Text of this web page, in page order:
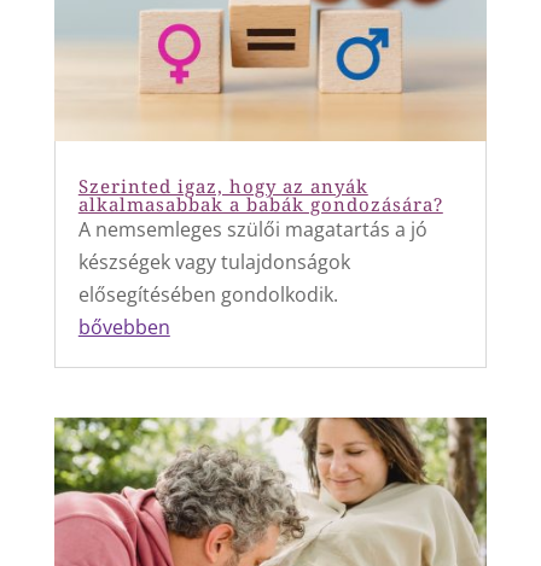
Szerinted igaz, hogy az anyák
alkalmasabbak a babák gondozására?
A nemsemleges szülői magatartás a jó
készségek vagy tulajdonságok
elősegítésében gondolkodik.
bővebben